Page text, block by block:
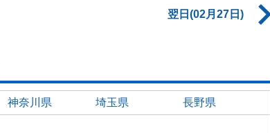
翌日(02月27日)
神奈川県 埼玉県 長野県